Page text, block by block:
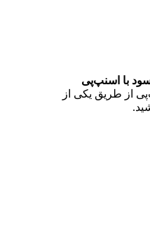
از طریق یکی از